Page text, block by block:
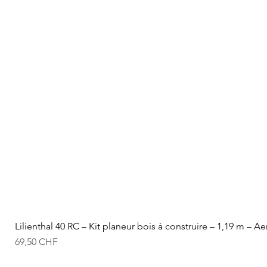
Lilienthal 40 RC – Kit planeur bois à construire – 1,19 m –
Prix
69,50 CHF